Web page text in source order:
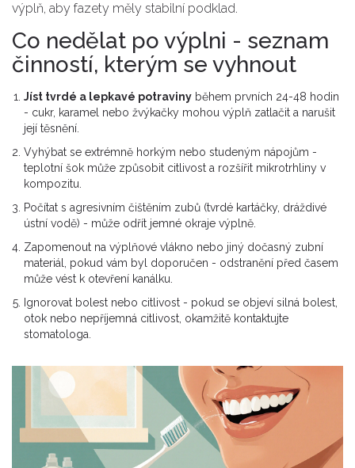
výplň, aby fazety měly stabilní podklad.
Co nedělat po výplni - seznam
činností, kterým se vyhnout
Jíst tvrdé a lepkavé potraviny během prvních 24-48 hodin
- cukr, karamel nebo žvýkačky mohou výplň zatlačit a narušit
její těsnění.
Vyhýbat se extrémně horkým nebo studeným nápojům -
teplotní šok může způsobit citlivost a rozšířit mikrotrhliny v
kompozitu.
Počítat s agresivním čištěním zubů (tvrdé kartáčky, dráždivé
ústní vodě) - může odřít jemné okraje výplně.
Zapomenout na výplňové vlákno nebo jiný dočasný zubní
materiál, pokud vám byl doporučen - odstranění před časem
může vést k otevření kanálku.
Ignorovat bolest nebo citlivost - pokud se objeví silná bolest,
otok nebo nepříjemná citlivost, okamžitě kontaktujte
stomatologa.